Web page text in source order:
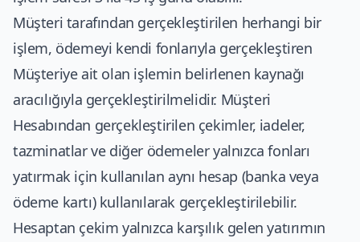
Müşteri tarafından gerçekleştirilen herhangi bir
işlem, ödemeyi kendi fonlarıyla gerçekleştiren
Müşteriye ait olan işlemin belirlenen kaynağı
aracılığıyla gerçekleştirilmelidir. Müşteri
Hesabından gerçekleştirilen çekimler, iadeler,
tazminatlar ve diğer ödemeler yalnızca fonları
yatırmak için kullanılan aynı hesap (banka veya
ödeme kartı) kullanılarak gerçekleştirilebilir.
Hesaptan çekim yalnızca karşılık gelen yatırımın